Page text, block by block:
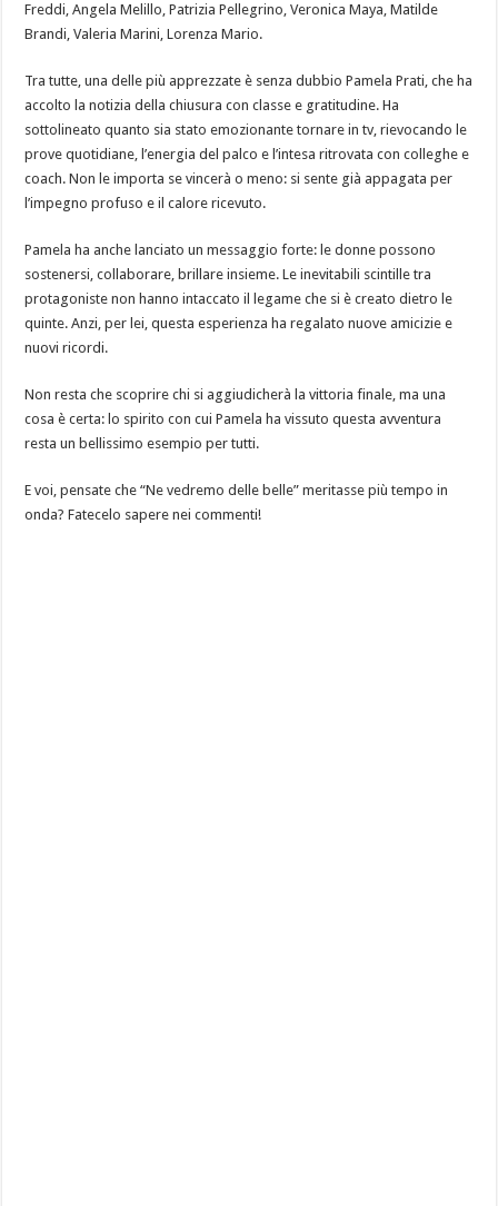
Freddi, Angela Melillo, Patrizia Pellegrino, Veronica Maya, Matilde
Brandi, Valeria Marini, Lorenza Mario.
Tra tutte, una delle più apprezzate è senza dubbio Pamela Prati, che ha
accolto la notizia della chiusura con classe e gratitudine. Ha
sottolineato quanto sia stato emozionante tornare in tv, rievocando le
prove quotidiane, l’energia del palco e l’intesa ritrovata con colleghe e
coach. Non le importa se vincerà o meno: si sente già appagata per
l’impegno profuso e il calore ricevuto.
Pamela ha anche lanciato un messaggio forte: le donne possono
sostenersi, collaborare, brillare insieme. Le inevitabili scintille tra
protagoniste non hanno intaccato il legame che si è creato dietro le
quinte. Anzi, per lei, questa esperienza ha regalato nuove amicizie e
nuovi ricordi.
Non resta che scoprire chi si aggiudicherà la vittoria finale, ma una
cosa è certa: lo spirito con cui Pamela ha vissuto questa avventura
resta un bellissimo esempio per tutti.
E voi, pensate che “Ne vedremo delle belle” meritasse più tempo in
onda? Fatecelo sapere nei commenti!